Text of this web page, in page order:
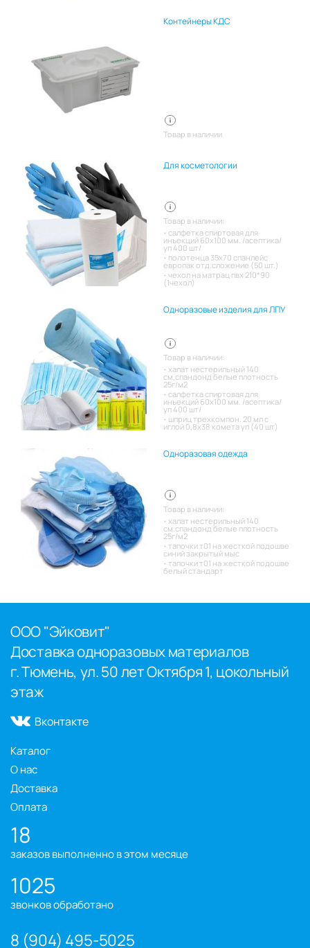
Контейнеры КДС
Товар в наличии
Для косметологии
Товар в наличии:
салфетка спиртовая для
инъекций 60х100 мм. /асептика/
уп 400 шт/
полотенца 35х70 спанлейс
европак отд.сложение (50 шт.)
чехол на матрац пвх 210*90
(1чехол)
Одноразовые изделия для ЛПУ
Товар в наличии:
халат нестерильный 140
см,спандонд белые плотность
25г/м2
салфетка спиртовая для
инъекций 60х100 мм. /асептика/
уп 400 шт/
шприц трехкомпон. 20 мл с
иглой 0,8х38 комета уп (40 шт)
Одноразовая одежда
Товар в наличии:
халат нестерильный 140
см,спандонд белые плотность
25г/м2
тапочки т01 на жесткой подошве
синий закрытый мыс
тапочки т01 на жесткой подошве
белый стандарт
ООО "Эйковит"
Доставка одноразовых материалов
г. Тюмень, ул. 50 лет Октября 1, цокольный
этаж
Вконтакте
Каталог
О нас
Доставка
Оплата
18
заказов выполненно в этом месяце
1025
звонков обработано
8 (904) 495-5025